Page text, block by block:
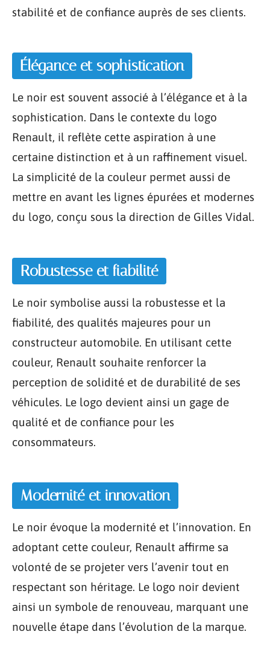
stabilité et de confiance auprès de ses clients.
Élégance et sophistication
Le noir est souvent associé à l’élégance et à la
sophistication. Dans le contexte du logo
Renault, il reflète cette aspiration à une
certaine distinction et à un raffinement visuel.
La simplicité de la couleur permet aussi de
mettre en avant les lignes épurées et modernes
du logo, conçu sous la direction de Gilles Vidal.
Robustesse et fiabilité
Le noir symbolise aussi la robustesse et la
fiabilité, des qualités majeures pour un
constructeur automobile. En utilisant cette
couleur, Renault souhaite renforcer la
perception de solidité et de durabilité de ses
véhicules. Le logo devient ainsi un gage de
qualité et de confiance pour les
consommateurs.
Modernité et innovation
Le noir évoque la modernité et l’innovation. En
adoptant cette couleur, Renault affirme sa
volonté de se projeter vers l’avenir tout en
respectant son héritage. Le logo noir devient
ainsi un symbole de renouveau, marquant une
nouvelle étape dans l’évolution de la marque.